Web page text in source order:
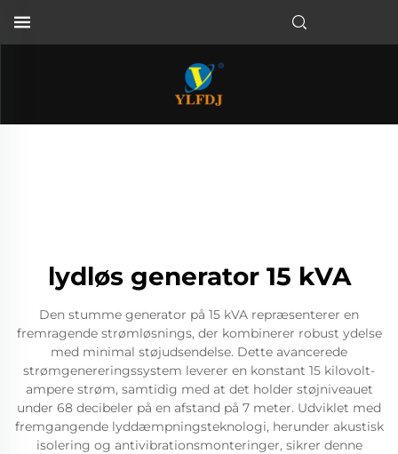
lydløs generator 15 kVA
Den stumme generator på 15 kVA repræsenterer en
fremragende strømløsnings, der kombinerer robust ydelse
med minimal støjudsendelse. Dette avancerede
strømgenereringssystem leverer en konstant 15 kilovolt-
ampere strøm, samtidig med at det holder støjniveauet
under 68 decibeler på en afstand på 7 meter. Udviklet med
fremgangende lyddæmpningsteknologi, herunder akustisk
isolering og antivibrationsmonteringer, sikrer denne